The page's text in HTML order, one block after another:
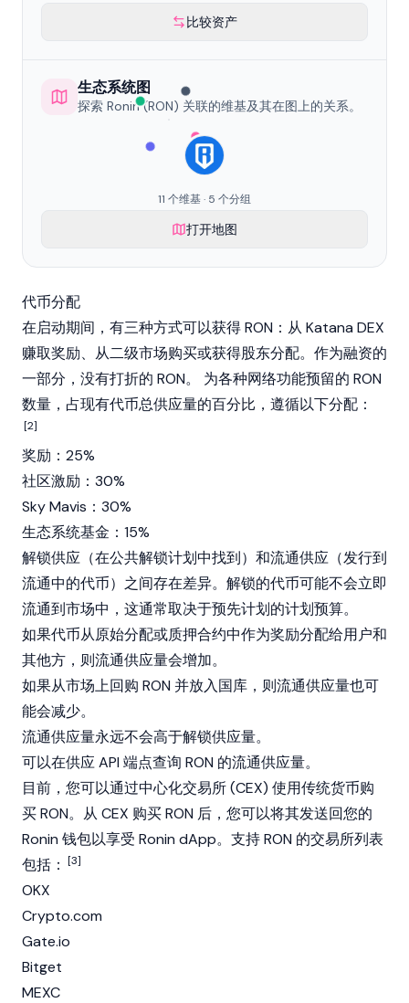
比较资产
生态系统图
探索 Ronin (RON) 关联的维基及其在图上的关系。
11 个维基 · 5 个分组
打开地图
代币分配
在启动期间，有三种方式可以获得 RON：从 Katana DEX
赚取奖励、从二级市场购买或获得股东分配。作为融资的
一部分，没有打折的 RON。 为各种网络功能预留的 RON
数量，占现有代币总供应量的百分比，遵循以下分配：
[2]
奖励：25%
社区激励：30%
Sky Mavis：30%
生态系统基金：15%
解锁供应（在公共解锁计划中找到）和流通供应（发行到
流通中的代币）之间存在差异。解锁的代币可能不会立即
流通到市场中，这通常取决于预先计划的计划预算。
如果代币从原始分配或质押合约中作为奖励分配给用户和
其他方，则流通供应量会增加。
如果从市场上回购 RON 并放入国库，则流通供应量也可
能会减少。
流通供应量永远不会高于解锁供应量。
可以在供应 API 端点查询 RON 的流通供应量。
目前，您可以通过中心化交易所 (CEX) 使用传统货币购
买 RON。从 CEX 购买 RON 后，您可以将其发送回您的
Ronin 钱包以享受 Ronin dApp。支持 RON 的交易所列表
包括： [3]
OKX
Crypto.com
Gate.io
Bitget
MEXC